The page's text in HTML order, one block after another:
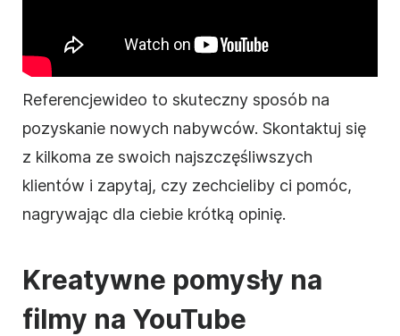
Referencjewideo to skuteczny sposób na
pozyskanie nowych nabywców. Skontaktuj się
z kilkoma ze swoich najszczęśliwszych
klientów i zapytaj, czy zechcieliby ci pomóc,
nagrywając dla ciebie krótką opinię.
Kreatywne pomysły na
filmy na YouTube